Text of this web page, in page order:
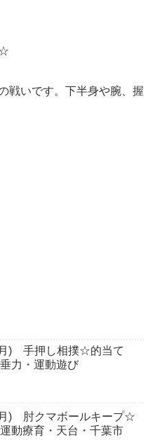
戦いです。下半身や腕、握
月) 手押し相撲☆的当て
力・運動遊び
) 肘クマボールキープ☆
動療育・天台・千葉市